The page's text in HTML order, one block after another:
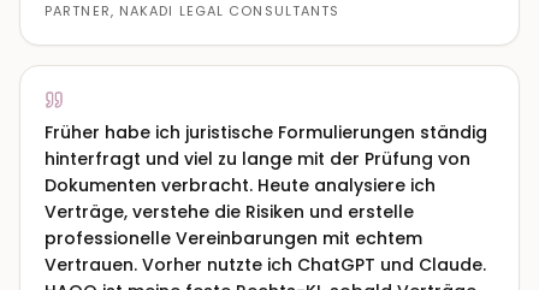
PARTNER, NAKADI LEGAL CONSULTANTS
Früher habe ich juristische Formulierungen ständig
hinterfragt und viel zu lange mit der Prüfung von
Dokumenten verbracht. Heute analysiere ich
Verträge, verstehe die Risiken und erstelle
professionelle Vereinbarungen mit echtem
Vertrauen. Vorher nutzte ich ChatGPT und Claude.